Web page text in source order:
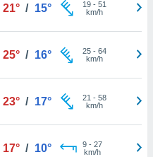
21° / 15° 19- 51
km/h
25° / 16° 25- 64
km/h
23° / 17° 21 - 58
km/h
17° / 10° 9- 27
km/h